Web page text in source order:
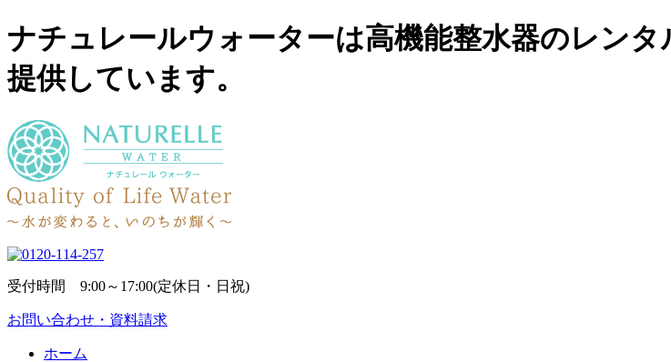
ナチュレールウォーターは高機能整水器のレン
提供しています。
受付時間 9:00～17:00(定休日・日祝)
お問い合わせ・資料請求
ホーム